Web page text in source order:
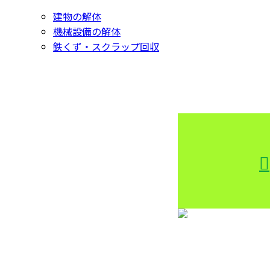
建物の解体
機械設備の解体
鉄くず・スクラップ回収